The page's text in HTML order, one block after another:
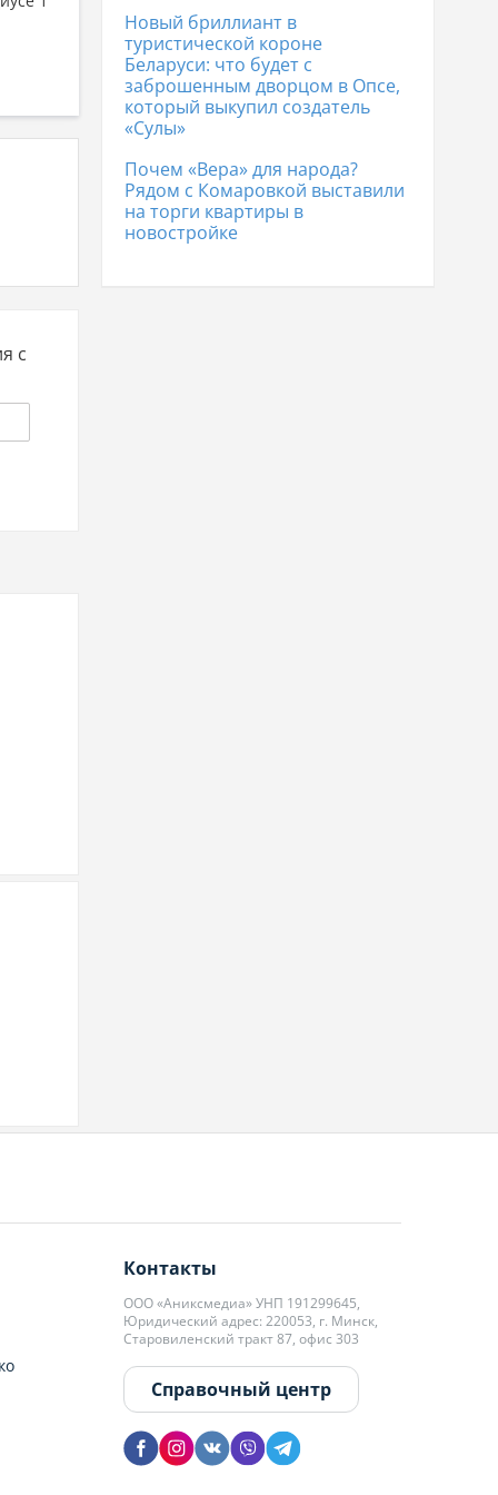
с
Новый бриллиант в
туристической короне
Беларуси: что будет с
заброшенным дворцом в Опсе,
который выкупил создатель
«Сулы»
Почем «Вера» для народа?
Рядом с Комаровкой выставили
на торги квартиры в
новостройке
Контакты
ООО «Аниксмедиа» УНП 191299645,
Юридический адрес: 220053, г. Минск,
Старовиленский тракт 87, офис 303
Справочный центр